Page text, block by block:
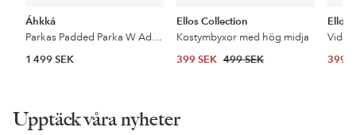
Áhkká
Parkas Padded Parka W Adjustable Waist
1 499 SEK
Ellos Collection
Kostymbyxor med hög midja
399 SEK 499 SEK
Ellos
399
Upptäck våra nyheter